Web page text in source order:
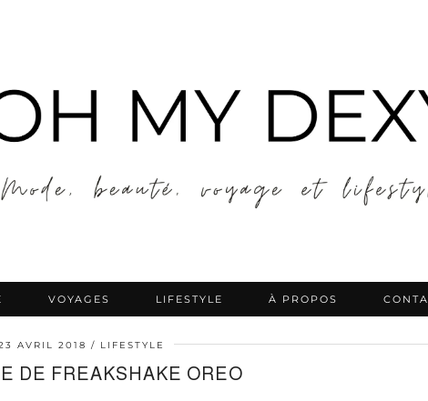
VOYAGES LIFESTYLE À PROPOS
AVRIL 2018 LIFESTYLE
DE FREAKSHAKE OREO